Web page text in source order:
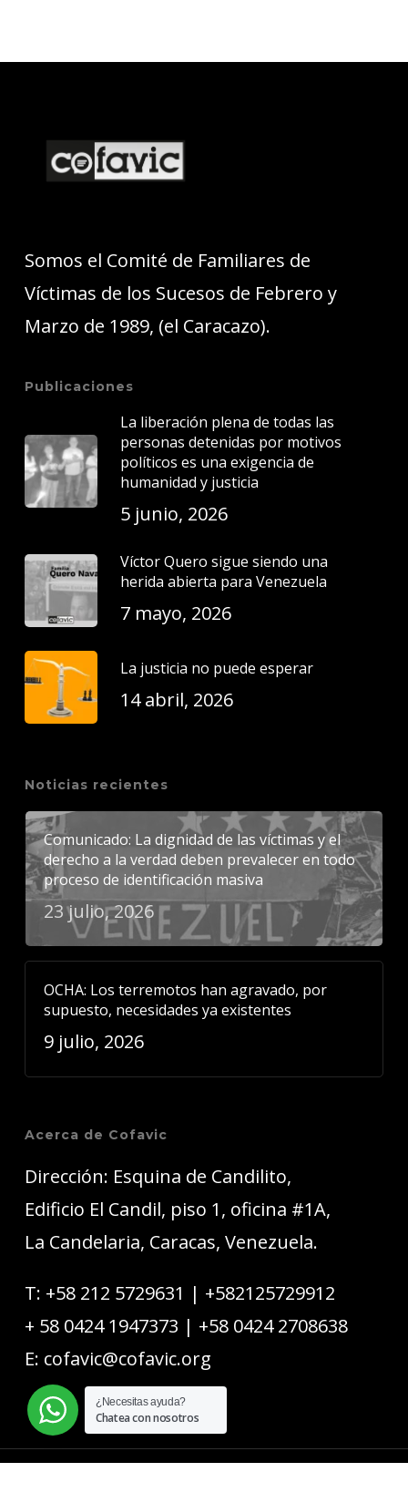
Somos el Comité de Familiares de
Víctimas de los Sucesos de Febrero y
Marzo de 1989, (el Caracazo).
Publicaciones
La liberación plena de todas las
personas detenidas por motivos
políticos es una exigencia de
humanidad y justicia
5 junio, 2026
Víctor Quero sigue siendo una
herida abierta para Venezuela
7 mayo, 2026
La justicia no puede esperar
14 abril, 2026
Noticias recientes
Comunicado: La dignidad de las víctimas y el
derecho a la verdad deben prevalecer en todo
proceso de identificación masiva
23 julio, 2026
OCHA: Los terremotos han agravado, por
supuesto, necesidades ya existentes
9 julio, 2026
Acerca de Cofavic
Dirección: Esquina de Candilito,
Edificio El Candil, piso 1, oficina #1A,
La Candelaria, Caracas, Venezuela.
T: +58 212 5729631 | +582125729912
+ 58 0424 1947373 | +58 0424 2708638
E: cofavic@cofavic.org
¿Necesitas ayuda?
Chatea con nosotros